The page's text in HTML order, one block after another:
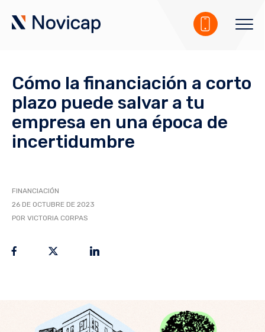
Cómo la financiación a corto
plazo puede salvar a tu
empresa en una época de
incertidumbre
FINANCIACIÓN
26 DE OCTUBRE DE 2023
POR VICTORIA CORPAS